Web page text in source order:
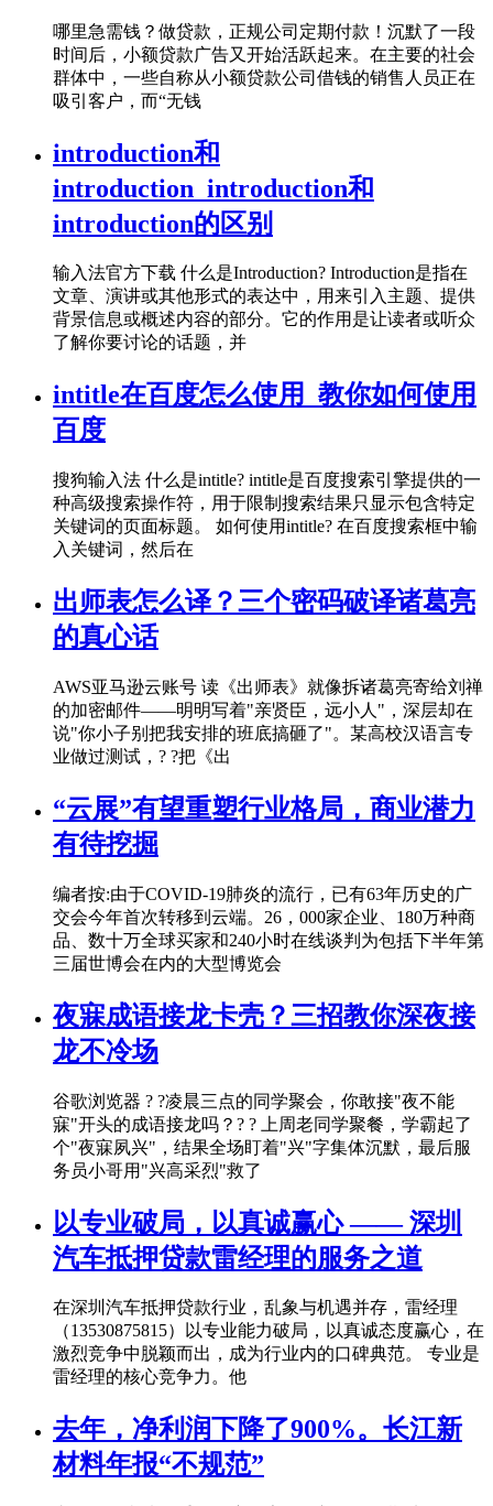
哪里急需钱？做贷款，正规公司定期付款！沉默了一段
时间后，小额贷款广告又开始活跃起来。在主要的社会
群体中，一些自称从小额贷款公司借钱的销售人员正在
吸引客户，而“无钱
introduction和
introduction_introduction和
introduction的区别
输入法官方下载 什么是Introduction? Introduction是指在
文章、演讲或其他形式的表达中，用来引入主题、提供
背景信息或概述内容的部分。它的作用是让读者或听众
了解你要讨论的话题，并
intitle在百度怎么使用_教你如何使用
百度
搜狗输入法 什么是intitle? intitle是百度搜索引擎提供的一
种高级搜索操作符，用于限制搜索结果只显示包含特定
关键词的页面标题。 如何使用intitle? 在百度搜索框中输
入关键词，然后在
出师表怎么译？三个密码破译诸葛亮
的真心话
AWS亚马逊云账号 读《出师表》就像拆诸葛亮寄给刘禅
的加密邮件——明明写着"亲贤臣，远小人"，深层却在
说"你小子别把我安排的班底搞砸了"。某高校汉语言专
业做过测试，? ?把《出
“云展”有望重塑行业格局，商业潜力
有待挖掘
编者按:由于COVID-19肺炎的流行，已有63年历史的广
交会今年首次转移到云端。26，000家企业、180万种商
品、数十万全球买家和240小时在线谈判为包括下半年第
三届世博会在内的大型博览会
夜寐成语接龙卡壳？三招教你深夜接
龙不冷场
谷歌浏览器 ? ?凌晨三点的同学聚会，你敢接"夜不能
寐"开头的成语接龙吗？? ? 上周老同学聚餐，学霸起了
个"夜寐夙兴"，结果全场盯着"兴"字集体沉默，最后服
务员小哥用"兴高采烈"救了
以专业破局，以真诚赢心 —— 深圳
汽车抵押贷款雷经理的服务之道
在深圳汽车抵押贷款行业，乱象与机遇并存，雷经理
（13530875815）以专业能力破局，以真诚态度赢心，在
激烈竞争中脱颖而出，成为行业内的口碑典范。 专业是
雷经理的核心竞争力。他
去年，净利润下降了900%。长江新
材料年报“不规范”